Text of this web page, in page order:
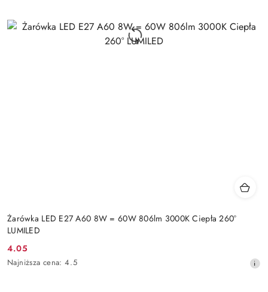
Żarówka LED E27 A60 8W = 60W 806lm 3000K Ciepła 260°
LUMILED
Cena
promocyjna:
4.05
Najniższa
Najniższa cena: 4.5